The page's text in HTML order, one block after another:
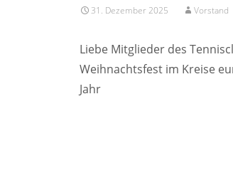
31. Dezember 2025 Vorstand
Liebe Mitglieder des
Weihnachtsfest im Kreise
Jahr